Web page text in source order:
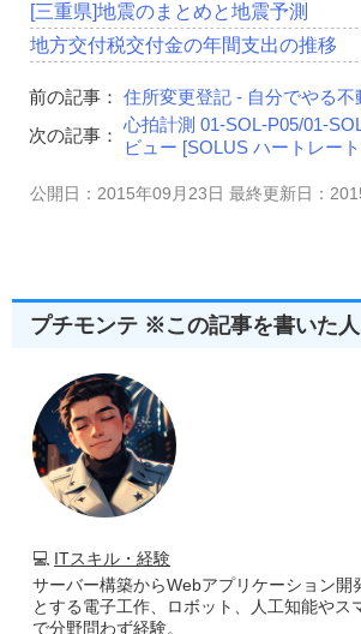
[三重県]地震のまとめと地震予測
地方交付税交付金の年間支出の推移
前の記事： 住所変更登記 - 自分でやる不
次の記事：
心拍計測 01-SOL-P05/01-
ビュー [SOLUS ハートレー
公開日：2015年09月23日 最終更新日：
プチモンテ ※この記事を書いた人
💻 ITスキル・経験
サーバー構築からWebアプリケーション開
とする電子工作、ロボット、人工知能やス
で分野問わず経験。